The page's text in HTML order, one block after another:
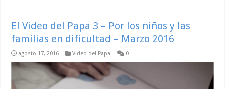
El Video del Papa 3 – Por los niños y las
familias en dificultad – Marzo 2016
agosto 17, 2016 Video del Papa 0